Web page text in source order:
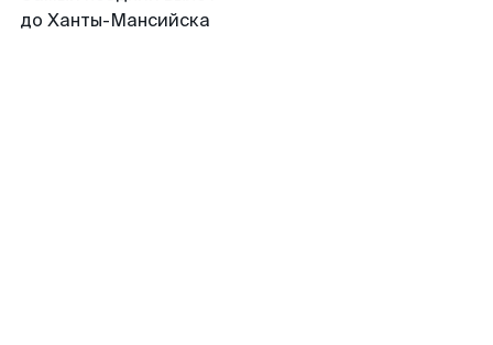
до Ханты-Мансийска